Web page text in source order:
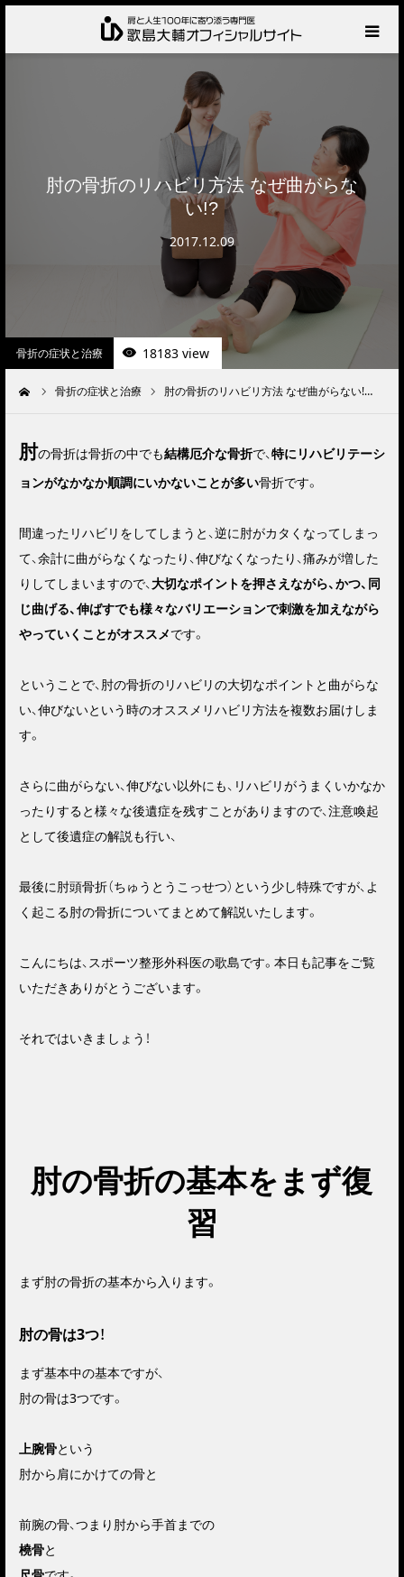
肘の骨折のリハビリ方法 なぜ曲がらな
い!?
2017.12.09
骨折の症状と治療 18183 view
骨折の症状と治療 肘の骨折のリハビリ方法 なぜ曲がらない!…
肘の骨折は骨折の中でも結構厄介な骨折で、特にリハビリテーシ
ョンがなかなか順調にいかないことが多い骨折です。
間違ったリハビリをしてしまうと、逆に肘がカタくなってしまっ
て、余計に曲がらなくなったり、伸びなくなったり、痛みが増した
りしてしまいますので、大切なポイントを押さえながら、かつ、同
じ曲げる、伸ばすでも様々なバリエーションで刺激を加えながら
やっていくことがオススメです。
ということで、肘の骨折のリハビリの大切なポイントと曲がらな
い、伸びないという時のオススメリハビリ方法を複数お届けしま
す。
さらに曲がらない、伸びない以外にも、リハビリがうまくいかなか
ったりすると様々な後遺症を残すことがありますので、注意喚起
として後遺症の解説も行い、
最後に肘頭骨折（ちゅうとうこっせつ）という少し特殊ですが、よ
く起こる肘の骨折についてまとめて解説いたします。
こんにちは、スポーツ整形外科医の歌島です。本日も記事をご覧
いただきありがとうございます。
それではいきましょう！
肘の骨折の基本をまず復
習
まず肘の骨折の基本から入ります。
肘の骨は3つ！
まず基本中の基本ですが、
肘の骨は3つです。
上腕骨という
肘から肩にかけての骨と
前腕の骨、つまり肘から手首までの
橈骨と
サービス
BLOG
お問い合わせ